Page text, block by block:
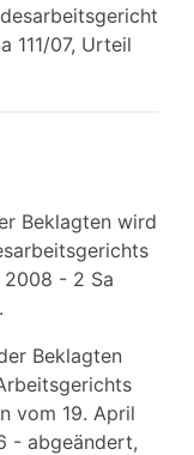
111/07, Urteil
Beklagten wird
2008 - 2 Sa
Beklagten
vom 19. April
- abgeändert,